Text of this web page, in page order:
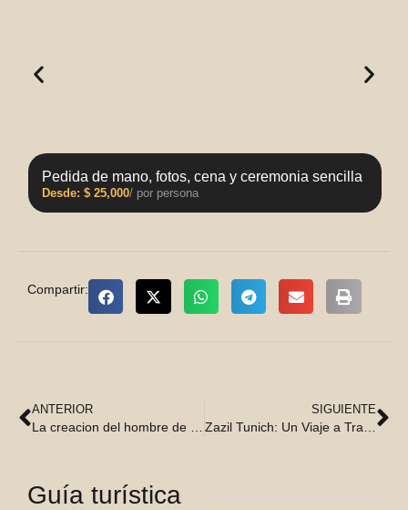
Pedida de mano, fotos, cena y ceremonia sencilla
Desde: $25,000/ por persona
Compartir:
ANTERIOR SIGUIENTE
Guía turística